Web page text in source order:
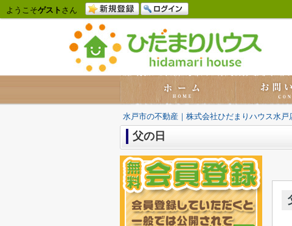
ようこそゲスト さん
水戸市の不動産｜株式会社ひだまりハウス水戸
父の日